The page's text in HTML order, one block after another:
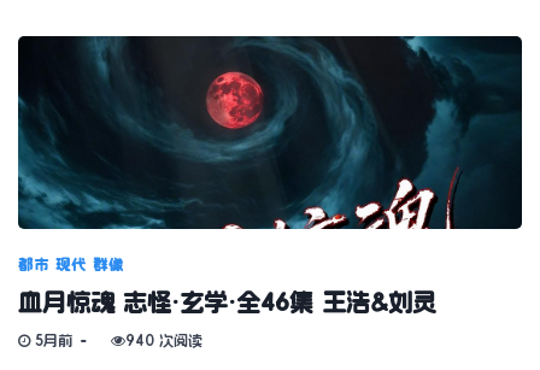
都市 现代 群像
血月惊魂 志怪·玄学·全46集 王浩&刘灵
5月前 940 次阅读